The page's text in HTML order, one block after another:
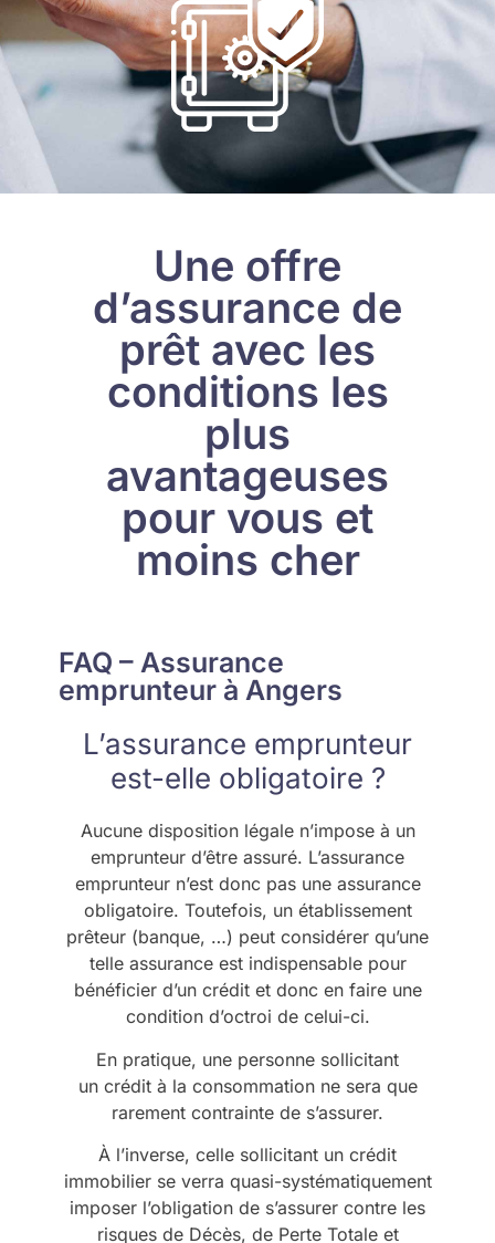
Une offre
d’assurance de
prêt avec les
conditions les
plus
avantageuses
pour vous et
moins cher
FAQ – Assurance
emprunteur à Angers
L’assurance emprunteur
est-elle obligatoire ?
Aucune disposition légale n’impose à un
emprunteur d’être assuré. L’assurance
emprunteur n’est donc pas une assurance
obligatoire. Toutefois, un établissement
prêteur (banque, …) peut considérer qu’une
telle assurance est indispensable pour
bénéficier d’un crédit et donc en faire une
condition d’octroi de celui-ci.
En pratique, une personne sollicitant
un crédit à la consommation ne sera que
rarement contrainte de s’assurer.
À l’inverse, celle sollicitant un crédit
immobilier se verra quasi-systématiquement
imposer l’obligation de s’assurer contre les
risques de Décès, de Perte Totale et